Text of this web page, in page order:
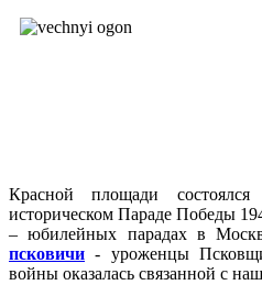
Красной площади состоялся
историческом Параде Победы
– юбилейных парадах в
псковичи - уроженцы
войны оказалась связанной с